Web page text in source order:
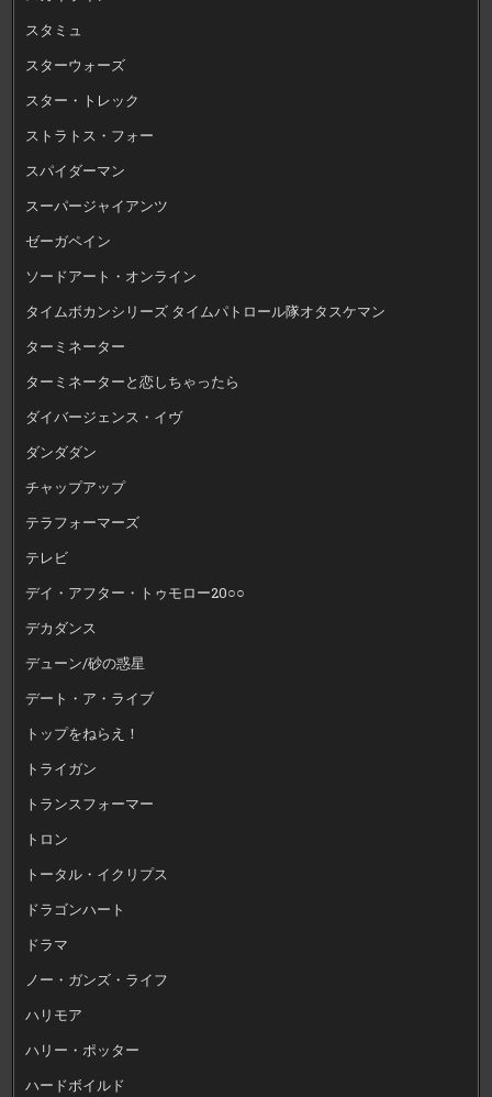
スタミュ
スターウォーズ
スター・トレック
ストラトス・フォー
スパイダーマン
スーパージャイアンツ
ゼーガペイン
ソードアート・オンライン
タイムボカンシリーズ タイムパトロール隊オタスケマン
ターミネーター
ターミネーターと恋しちゃったら
ダイバージェンス・イヴ
ダンダダン
チャップアップ
テラフォーマーズ
テレビ
デイ・アフター・トゥモロー20○○
デカダンス
デューン/砂の惑星
デート・ア・ライブ
トップをねらえ！
トライガン
トランスフォーマー
トロン
トータル・イクリプス
ドラゴンハート
ドラマ
ノー・ガンズ・ライフ
ハリモア
ハリー・ポッター
ハードボイルド